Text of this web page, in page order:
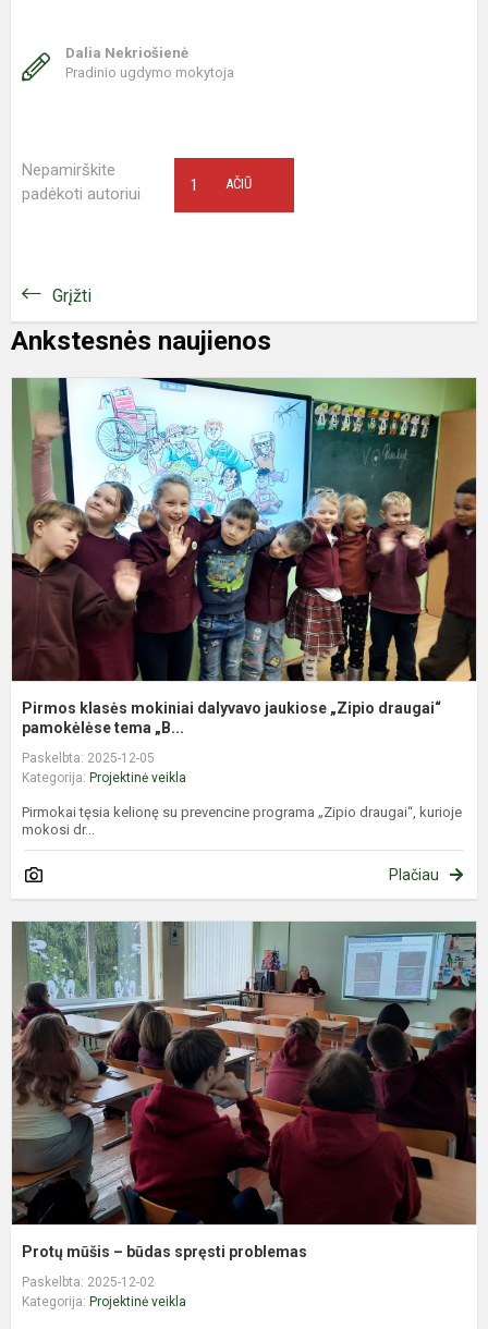
Dalia Nekriošienė
Pradinio ugdymo mokytoja
Nepamirškite
padėkoti autoriui
AČIŪ
1
Grįžti
Ankstesnės naujienos
Pirmos klasės mokiniai dalyvavo jaukiose „Zipio draugai“
pamokėlėse tema „B...
Paskelbta: 2025-12-05
Kategorija: Projektinė veikla
Pirmokai tęsia kelionę su prevencine programa „Zipio draugai“, kurioje
mokosi dr...
Plačiau
Protų mūšis – būdas spręsti problemas
Paskelbta: 2025-12-02
Kategorija: Projektinė veikla